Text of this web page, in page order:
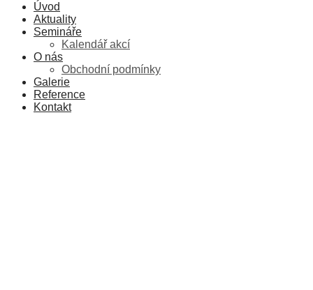
Úvod
Aktuality
Semináře
Kalendář akcí
O nás
Obchodní podmínky
Galerie
Reference
Kontakt